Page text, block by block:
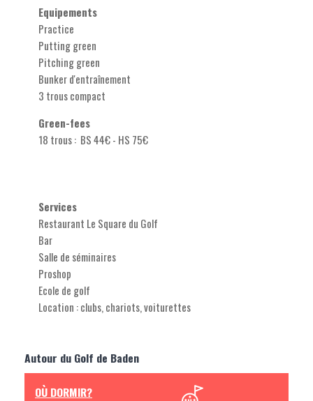
Equipements
Practice
Putting green
Pitching green
Bunker d'entraînement
3 trous compact
Green-fees
18 trous : BS 44€ - HS 75€
Services
Restaurant Le Square du Golf
Bar
Salle de séminaires
Proshop
Ecole de golf
Location : clubs, chariots, voiturettes
Autour du Golf de Baden
OÙ DORMIR?